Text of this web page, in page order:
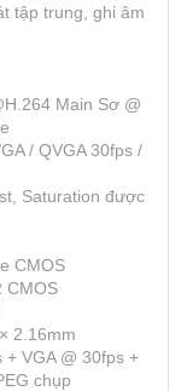
tập trung, ghi âm
Main Sơ @
/ QVGA 30fps /
Saturation được
CMOS
CMOS
2.16mm
VGA @ 30fps +
chụp